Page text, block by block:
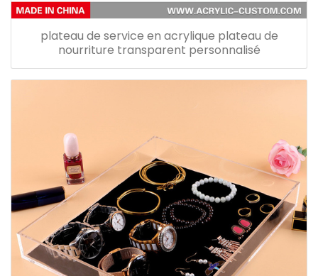
plateau de service en acrylique plateau de
nourriture transparent personnalisé